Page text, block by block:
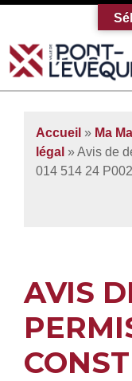
Accueil » Ma
légal » Avis de
014 514 24
AVIS